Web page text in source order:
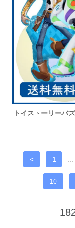
トイストーリーバ
< 1
10